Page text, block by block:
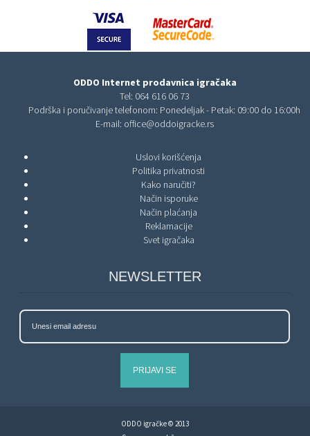
ODDO Internet prodavnica igračaka
Tel: 064 616 06 73
Podrška i poručivanje telefonom: Ponedeljak - Petak: 09:00 do 16:00h
E-mail: office@oddoigracke.rs
Uslovi korišćenja
Politika privatnosti
Kako naručiti?
Način isporuke
Način plaćanja
Reklamacije
Svet igračaka
NEWSLETTER
PRIJAVI SE
ODDO igračke © 2013